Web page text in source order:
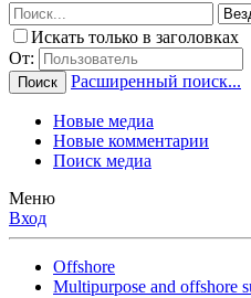
Искать только в заголовках
От:
Поиск Расширенный поиск...
Новые медиа
Новые комментарии
Поиск медиа
Меню
Вход
Offshore
Multipurpose and offshore